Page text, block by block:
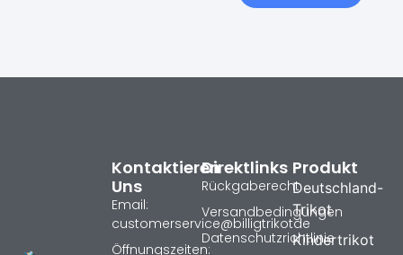
Produkt
Deutschland-
Trikot
Kindertrikot
Direktlinks
Rückgaberecht
Versandbedingungen
Datenschutzrichtlinie
Kontaktieren
Uns
Email:
customerservice@billigtrikotde
Öffnungszeiten: